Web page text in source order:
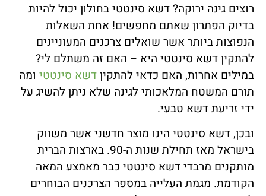
רוצים גינה ירוקה? דשא סינטטי בחולון יכול להיות
בדיוק הפתרון שאתם מחפשים! אחת השאלות
הנפוצות ביותר אשר שואלים צרכנים המעוניינים
להתקין דשא סינטטי היא – האם זה משתלם לי?
במילים אחרות, האם כדאי להתקיןדשא סינטטי ומה
תורם המשטח המלאכותי לגינה שלא ניתן להשיג על
ידי זריעת דשא טבעי.
ובכן, דשא סינטטי הינו מוצר חדשני אשר משווק
בישראל מאז תחילת שנות ה-90. בארצות הברית
מותקנים מרבדי דשא סינטטי כבר מאמצע המאה
הקודמת. מגמת העלייה במספר הצרכנים הבוחרים